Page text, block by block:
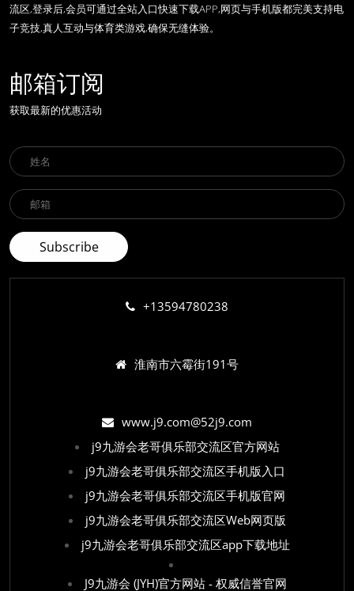
流区,登录后,会员可通过全站入口快速下载APP,网页与手机版都完美支持电
子竞技,真人互动与体育类游戏,确保无缝体验。
邮箱订阅
获取最新的优惠活动
+13594780238
淮南市六霉街191号
www.j9.com@52j9.com
j9九游会老哥俱乐部交流区官方网站
j9九游会老哥俱乐部交流区手机版入口
j9九游会老哥俱乐部交流区手机版官网
j9九游会老哥俱乐部交流区Web网页版
j9九游会老哥俱乐部交流区app下载地址
J9九游会 (JYH)官方网站 - 权威信誉官网